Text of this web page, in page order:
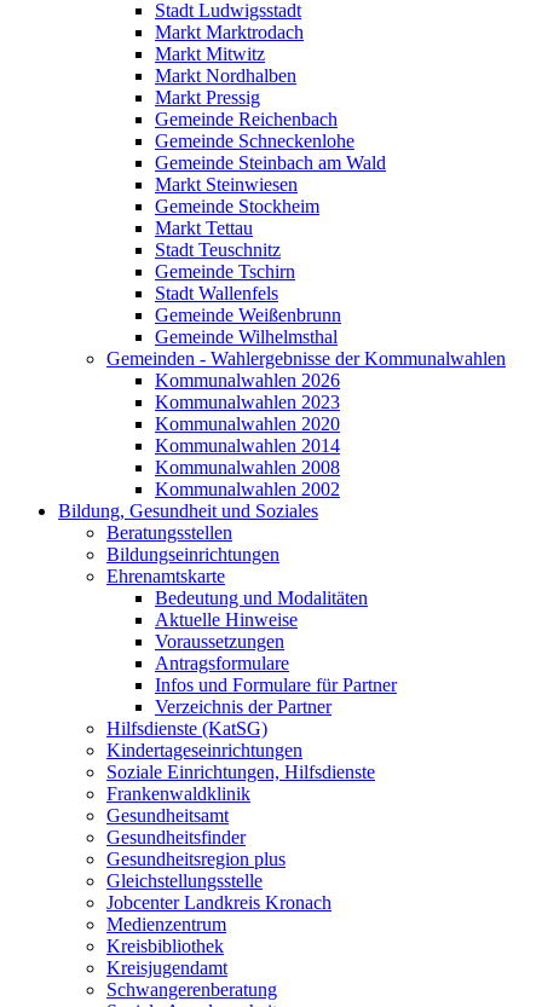
Stadt Ludwigsstadt
Markt Marktrodach
Markt Mitwitz
Markt Nordhalben
Markt Pressig
Gemeinde Reichenbach
Gemeinde Schneckenlohe
Gemeinde Steinbach am Wald
Markt Steinwiesen
Gemeinde Stockheim
Markt Tettau
Stadt Teuschnitz
Gemeinde Tschirn
Stadt Wallenfels
Gemeinde Weißenbrunn
Gemeinde Wilhelmsthal
Gemeinden - Wahlergebnisse der Kommunalwahlen
Kommunalwahlen 2026
Kommunalwahlen 2023
Kommunalwahlen 2020
Kommunalwahlen 2014
Kommunalwahlen 2008
Kommunalwahlen 2002
Bildung, Gesundheit und Soziales
Beratungsstellen
Bildungseinrichtungen
Ehrenamtskarte
Bedeutung und Modalitäten
Aktuelle Hinweise
Voraussetzungen
Antragsformulare
Infos und Formulare für Partner
Verzeichnis der Partner
Hilfsdienste (KatSG)
Kindertageseinrichtungen
Soziale Einrichtungen, Hilfsdienste
Frankenwaldklinik
Gesundheitsamt
Gesundheitsfinder
Gesundheitsregion plus
Gleichstellungsstelle
Jobcenter Landkreis Kronach
Medienzentrum
Kreisbibliothek
Kreisjugendamt
Schwangerenberatung